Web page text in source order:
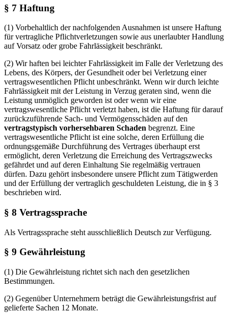
§ 7 Haftung
(1) Vorbehaltlich der nachfolgenden Ausnahmen ist unsere Haftung
für vertragliche Pflichtverletzungen sowie aus unerlaubter Handlung
auf Vorsatz oder grobe Fahrlässigkeit beschränkt.
(2) Wir haften bei leichter Fahrlässigkeit im Falle der Verletzung des
Lebens, des Körpers, der Gesundheit oder bei Verletzung einer
vertragswesentlichen Pflicht unbeschränkt. Wenn wir durch leichte
Fahrlässigkeit mit der Leistung in Verzug geraten sind, wenn die
Leistung unmöglich geworden ist oder wenn wir eine
vertragswesentliche Pflicht verletzt haben, ist die Haftung für darauf
zurückzuführende Sach- und Vermögensschäden auf den
vertragstypisch vorhersehbaren Schaden begrenzt. Eine
vertragswesentliche Pflicht ist eine solche, deren Erfüllung die
ordnungsgemäße Durchführung des Vertrages überhaupt erst
ermöglicht, deren Verletzung die Erreichung des Vertragszwecks
gefährdet und auf deren Einhaltung Sie regelmäßig vertrauen
dürfen. Dazu gehört insbesondere unsere Pflicht zum Tätigwerden
und der Erfüllung der vertraglich geschuldeten Leistung, die in § 3
beschrieben wird.
§ 8 Vertragssprache
Als Vertragssprache steht ausschließlich Deutsch zur Verfügung.
§ 9 Gewährleistung
(1) Die Gewährleistung richtet sich nach den gesetzlichen
Bestimmungen.
(2) Gegenüber Unternehmern beträgt die Gewährleistungsfrist auf
gelieferte Sachen 12 Monate.